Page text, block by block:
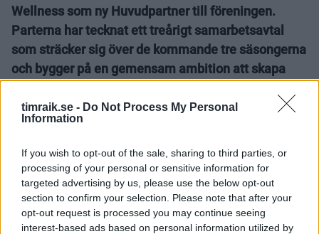
timraik.se - Do Not Process My Personal
Information
If you wish to opt-out of the sale, sharing to third parties, or
processing of your personal or sensitive information for
targeted advertising by us, please use the below opt-out
section to confirm your selection. Please note that after your
opt-out request is processed you may continue seeing
interest-based ads based on personal information utilized by
Wellness som ny Huvudpartner till föreningen.
Parterna har tecknat ett treårigt samarbetsavtal
som sträcker sig över de kommande tre säsongerna
och bygger på en gemensam ambition att skapa
och utanför isen.
Förutom en stark exponering på herrlagets matchtröjor
innebär samarbetet också att Timrå IK representationslag
får tillgång till Nordic Wellness träningsanläggningar över
hela Sverige. Det ger spelare och ledare en trygg och
kvalitativ träningsmiljö, både i vardagen och under resor,